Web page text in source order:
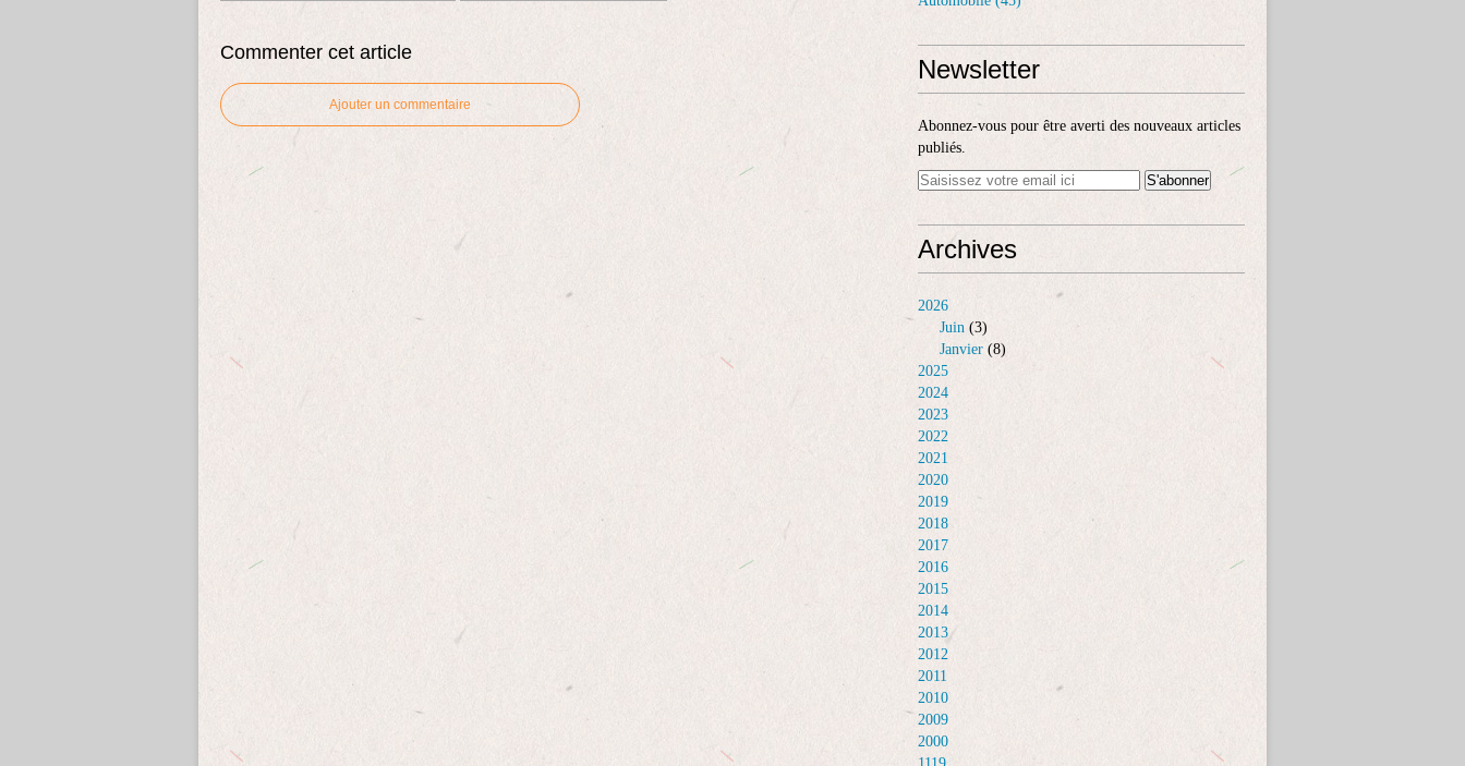
Commenter cet article
Ajouter un commentaire
Newsletter
Abonnez-vous pour être averti des nouveaux articles
publiés.
Archives
2026
Juin (3)
Janvier (8)
2025
2024
2023
2022
2021
2020
2019
2018
2017
2016
2015
2014
2013
2012
2011
2010
2009
2000